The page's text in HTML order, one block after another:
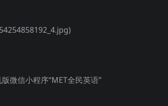
微信小程序“MET全民英语”